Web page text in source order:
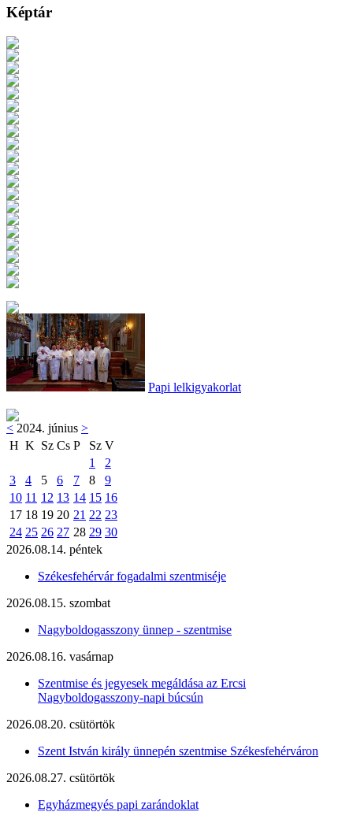
Képtár
Papi lelkigyakorlat
< 2024. június >
H K Sz Cs P Sz V
1
2
3
4 5 6 7 8
9
10 11 12 13 14 15 16
17 18 19 20 21 22 23
24 25 26 27 28 29 30
2026.08.14. péntek
Székesfehérvár fogadalmi szentmiséje
2026.08.15. szombat
Nagyboldogasszony ünnep - szentmise
2026.08.16. vasárnap
Szentmise és jegyesek megáldása az Ercsi
Nagyboldogasszony-napi búcsún
2026.08.20. csütörtök
Szent István király ünnepén szentmise Székesfehérváron
2026.08.27. csütörtök
Egyházmegyés papi zarándoklat